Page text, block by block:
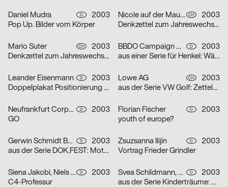
Daniel Mudra D
2003
Pop Up. Bilder vom Körper
Nicole auf der Mauer CH
2003
Denkzettel zum Jahreswechsel: Mädchen
Mario Suter CH
2003
Denkzettel zum Jahreswechsel: Öl
BBDO Campaign GmbH Düsseldorf D
2003
aus einer Serie für Henkel: Wäscheklammern
Leander Eisenmann D
2003
Doppelplakat Positionierung – Design und Architektur, von der Ausbildung zum Beruf?
Lowe AG CH
2003
aus der Serie VW Golf: Zettelplakat
Neufrankfurt Corporate Design GmbH D
2003
GO
Florian Fischer D
2003
youth of europe?
Gerwin Schmidt Büro für visuelle Gestaltung D
2003
aus der Serie DOK.FEST: Motiv Schrei – Motiv Kuss
Zsuzsanna Ilijin D
2003
Vortrag Frieder Grindler
Siena Jakobi, Niels Verhaag D
2003
C4-Professur
Svea Schildmann, Kathrin Nahlik D
2003
aus der Serie Kinderträume: Feuerwehr